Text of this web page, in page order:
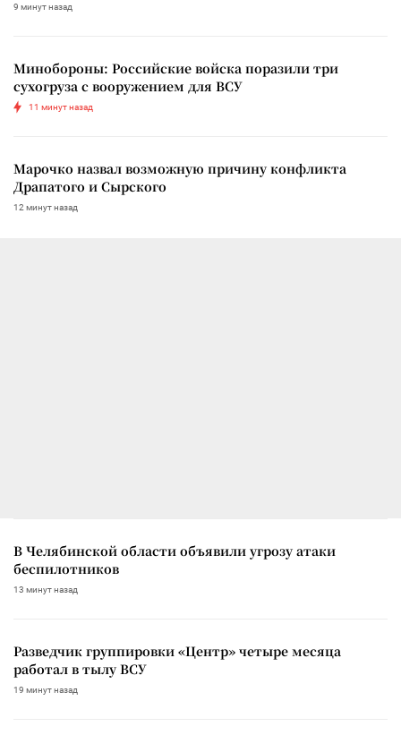
9 минут назад
Минобороны: Российские войска поразили три
сухогруза с вооружением для ВСУ
11 минут назад
Марочко назвал возможную причину конфликта
Драпатого и Сырского
12 минут назад
В Челябинской области объявили угрозу атаки
беспилотников
13 минут назад
Разведчик группировки «Центр» четыре месяца
работал в тылу ВСУ
19 минут назад